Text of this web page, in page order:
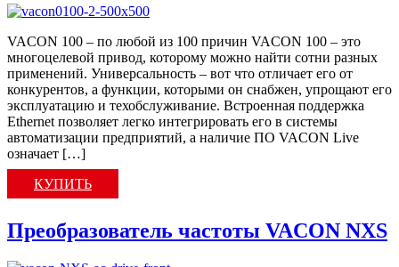
VACON 100 – по любой из 100 причин VACON 100 – это
многоцелевой привод, которому можно найти сотни разных
применений. Универсальность – вот что отличает его от
конкурентов, а функции, которыми он снабжен, упрощают его
эксплуатацию и техобслуживание. Встроенная поддержка
Ethernet позволяет легко интегрировать его в системы
автоматизации предприятий, а наличие ПО VACON Live
означает […]
КУПИТЬ
Преобразователь частоты VACON NXS